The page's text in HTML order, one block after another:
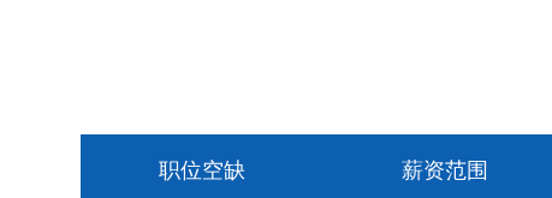
职位空缺 薪资范围